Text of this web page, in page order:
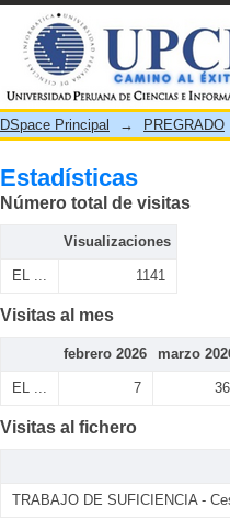
Estadísticas
DSpace Principal → PREGRADO
Estadísticas
Número total de visitas
Visualizaciones
EL ... 1141
Visitas al mes
febrero 2026 marzo
EL ... 7 36
Visitas al fichero
TRABAJO DE SUFICIENCIA -